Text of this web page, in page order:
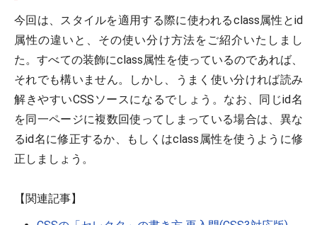
今回は、スタイルを適用する際に使われるclass属性とid
属性の違いと、その使い分け方法をご紹介いたしまし
た。すべての装飾にclass属性を使っているのであれば、
それでも構いません。しかし、うまく使い分ければ読み
解きやすいCSSソースになるでしょう。なお、同じid名
を同一ページに複数回使ってしまっている場合は、異な
るid名に修正するか、もしくはclass属性を使うように修
正しましょう。
【関連記事】